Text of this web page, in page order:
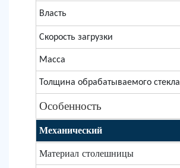
Власть
Скорость загрузки
Масса
Толщина обрабатываемого стекла
Особенность
Механический
Материал столешницы